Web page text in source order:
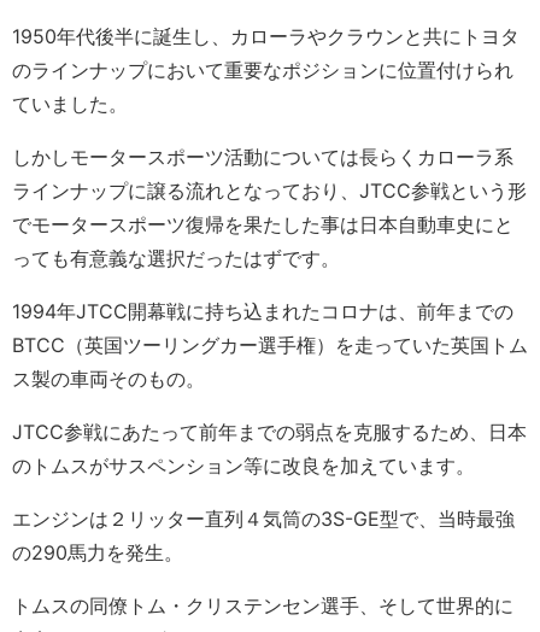
1950年代後半に誕生し、カローラやクラウンと共にトヨタ
のラインナップにおいて重要なポジションに位置付けられ
ていました。
しかしモータースポーツ活動については長らくカローラ系
ラインナップに譲る流れとなっており、JTCC参戦という形
でモータースポーツ復帰を果たした事は日本自動車史にと
っても有意義な選択だったはずです。
1994年JTCC開幕戦に持ち込まれたコロナは、前年までの
BTCC（英国ツーリングカー選手権）を走っていた英国トム
ス製の車両そのもの。
JTCC参戦にあたって前年までの弱点を克服するため、日本
のトムスがサスペンション等に改良を加えています。
エンジンは２リッター直列４気筒の3S-GE型で、当時最強
の290馬力を発生。
トムスの同僚トム・クリステンセン選手、そして世界的に